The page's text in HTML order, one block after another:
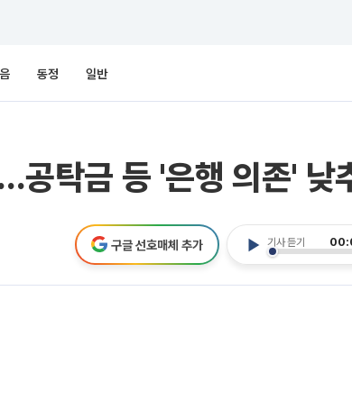
동정 일반
탁금 등 '은행 의존' 낮
기사 듣기
구글 선호매체 추가